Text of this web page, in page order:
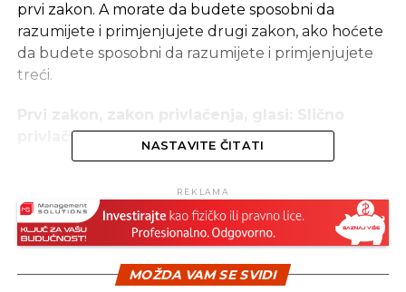
prvi zakon. A morate da budete sposobni da
razumijete i primjenjujete drugi zakon, ako hoćete
da budete sposobni da razumijete i primjenjujete
treći.
privlači slično.
tvrdnja, ona definiše najmoćniji zakon u svemiru –
zakon koji utiče na sve, u svakom trenutku. Ne
postoji ništa što nije pod uticajem ovog moćnog
NASTAVITE ČITATI
REKLAMA
MOŽDA VAM SE SVIDI